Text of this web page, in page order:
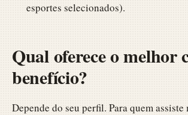
esportes selecionados).
Qual oferece o melhor
benefício?
Depende do seu perfil. Para quem